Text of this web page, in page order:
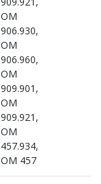
OM
906.930,
OM
906.960,
OM
909.901,
OM
909.921,
OM
457.934,
OM 457